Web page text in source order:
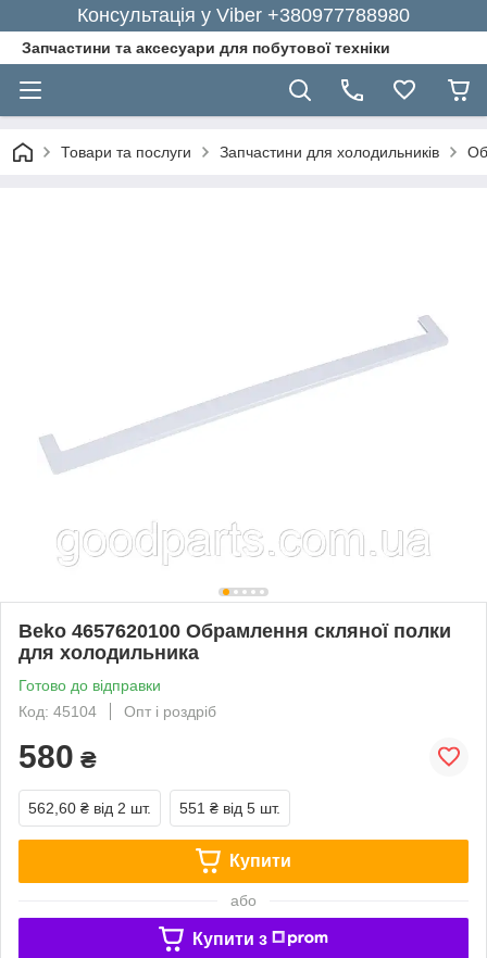
Консультація у Viber +380977788980
Запчастини та аксесуари для побутової техніки
Товари та послуги Запчастини для холодильників
Beko 4657620100 Обрамлення скляної полки
для холодильника
Готово до відправки
Код: 45104
Опт і роздріб
580 ₴
562,60 ₴ від 2 шт. 551 ₴ від 5 шт.
Купити
або
Купити з